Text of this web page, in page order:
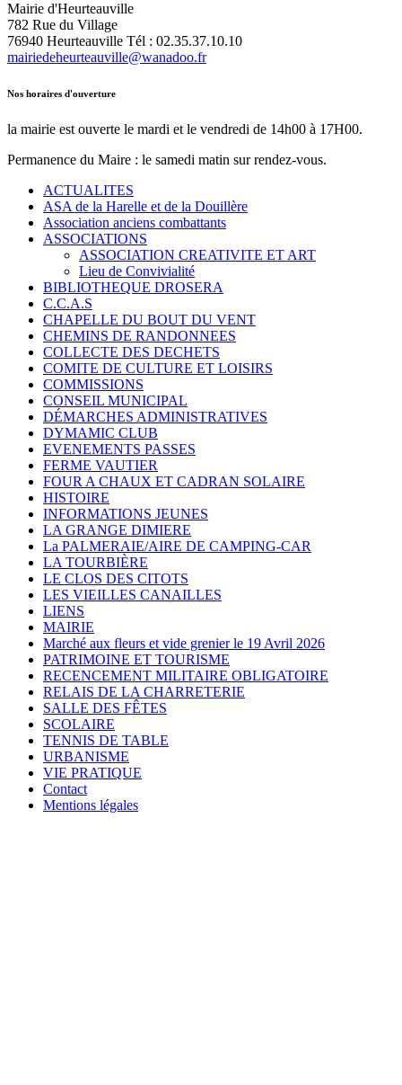
Mairie d'Heurteauville
782 Rue du Village
76940 Heurteauville Tél : 02.35.37.10.10
mairiedeheurteauville@wanadoo.fr
Nos horaires d'ouverture
la mairie est ouverte le mardi et le vendredi de 14h00 à 17H00.
Permanence du Maire : le samedi matin sur rendez-vous.
ACTUALITES
ASA de la Harelle et de la Douillère
Association anciens combattants
ASSOCIATIONS
ASSOCIATION CREATIVITE ET ART
Lieu de Convivialité
BIBLIOTHEQUE DROSERA
C.C.A.S
CHAPELLE DU BOUT DU VENT
CHEMINS DE RANDONNEES
COLLECTE DES DECHETS
COMITE DE CULTURE ET LOISIRS
COMMISSIONS
CONSEIL MUNICIPAL
DÉMARCHES ADMINISTRATIVES
DYMAMIC CLUB
EVENEMENTS PASSES
FERME VAUTIER
FOUR A CHAUX ET CADRAN SOLAIRE
HISTOIRE
INFORMATIONS JEUNES
LA GRANGE DIMIERE
La PALMERAIE/AIRE DE CAMPING-CAR
LA TOURBIÈRE
LE CLOS DES CITOTS
LES VIEILLES CANAILLES
LIENS
MAIRIE
Marché aux fleurs et vide grenier le 19 Avril 2026
PATRIMOINE ET TOURISME
RECENCEMENT MILITAIRE OBLIGATOIRE
RELAIS DE LA CHARRETERIE
SALLE DES FÊTES
SCOLAIRE
TENNIS DE TABLE
URBANISME
VIE PRATIQUE
Contact
Mentions légales